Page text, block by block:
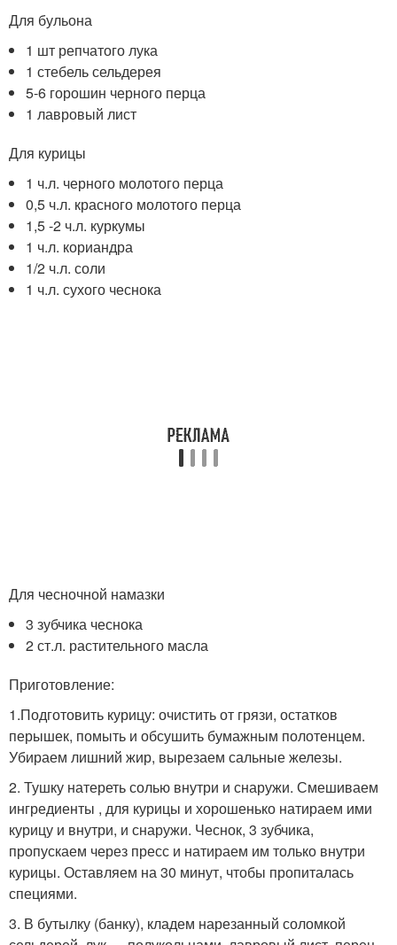
Для бульона
1 шт репчатого лука
1 стебель сельдерея
5-6 горошин черного перца
1 лавровый лист
Для курицы
1 ч.л. черного молотого перца
0,5 ч.л. красного молотого перца
1,5 -2 ч.л. куркумы
1 ч.л. кориандра
1/2 ч.л. соли
1 ч.л. сухого чеснока
Для чесночной намазки
3 зубчика чеснока
2 ст.л. растительного масла
Приготовление:
1.Подготовить курицу: очистить от грязи, остатков
перышек, помыть и обсушить бумажным полотенцем.
Убираем лишний жир, вырезаем сальные железы.
2. Тушку натереть солью внутри и снаружи. Смешиваем
ингредиенты , для курицы и хорошенько натираем ими
курицу и внутри, и снаружи. Чеснок, 3 зубчика,
пропускаем через пресс и натираем им только внутри
курицы. Оставляем на 30 минут, чтобы пропиталась
специями.
3. В бутылку (банку), кладем нарезанный соломкой